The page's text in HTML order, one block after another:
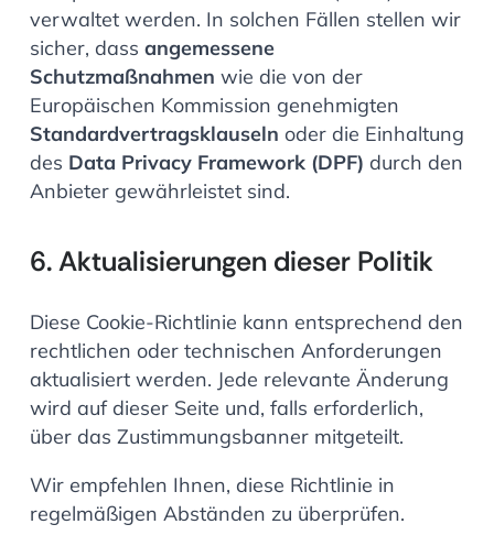
verwaltet werden. In solchen Fällen stellen wir
sicher, dass angemessene
Schutzmaßnahmen wie die von der
Europäischen Kommission genehmigten
Standardvertragsklauseln oder die Einhaltung
des Data Privacy Framework (DPF) durch den
Anbieter gewährleistet sind.
6. Aktualisierungen dieser Politik
Diese Cookie-Richtlinie kann entsprechend den
rechtlichen oder technischen Anforderungen
aktualisiert werden. Jede relevante Änderung
wird auf dieser Seite und, falls erforderlich,
über das Zustimmungsbanner mitgeteilt.
Wir empfehlen Ihnen, diese Richtlinie in
regelmäßigen Abständen zu überprüfen.